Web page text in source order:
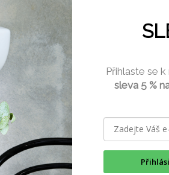
jeho
odolnost a pevnost
Přihlaste se
sleva 5 %